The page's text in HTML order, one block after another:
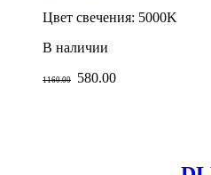
Цвет свечения: 5000K
В наличии
1160.00 580.00